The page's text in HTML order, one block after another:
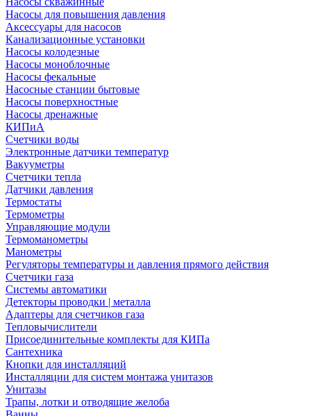
Насосы для повышения давления
Аксессуары для насосов
Канализационные установки
Насосы колодезные
Насосы моноблочные
Насосы фекальные
Насосные станции бытовые
Насосы поверхностные
Насосы дренажные
КИПиА
Счетчики воды
Электронные датчики температур
Вакууметры
Счетчики тепла
Датчики давления
Термостаты
Термометры
Управляющие модули
Термоманометры
Манометры
Регуляторы температуры и давления прямого действия
Счетчики газа
Системы автоматики
Детекторы проводки | металла
Адаптеры для счетчиков газа
Тепловычислители
Присоединительные комплекты для КИПа
Сантехника
Кнопки для инсталляций
Инсталляции для систем монтажа унитазов
Унитазы
Трапы, лотки и отводящие желоба